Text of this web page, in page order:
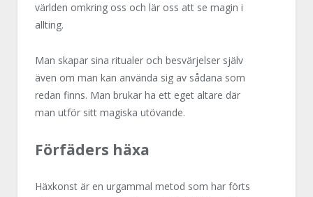
världen omkring oss och lär oss att se magin i
allting.
Man skapar sina ritualer och besvärjelser själv
även om man kan använda sig av sådana som
redan finns. Man brukar ha ett eget altare där
man utför sitt magiska utövande.
Förfäders häxa
Häxkonst är en urgammal metod som har förts